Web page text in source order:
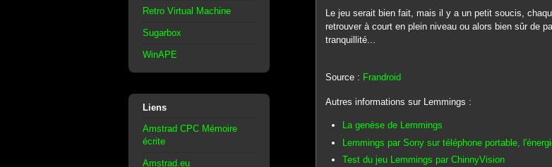
Retro Virtual Machine
Sugarbox
WinAPE
Liens
Amstrad CPC Mémoire
écrite
Amstrad.eu
Le jeu serait bien fait, mais il y a un petit soucis,
retrouver à court en plein niveau ou alors bien sûr de
tranquillité...
Source : Frandroid
Autres informations sur Lemmings :
La genèse de Lemmings
Lemmings par Sony sur téléphone portable,
Test du jeu Lemmings par ChinnyVision